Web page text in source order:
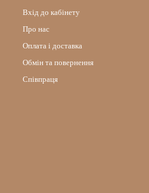
Вхід до кабінету
Про нас
Оплата і доставка
Обмін та повернення
Співпраця